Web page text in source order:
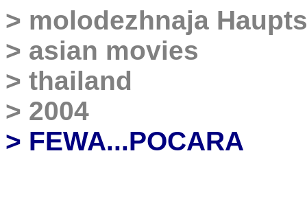
> molodezhnaja
> asian movies
> thailand
> 2004
> FEWA...POCARA